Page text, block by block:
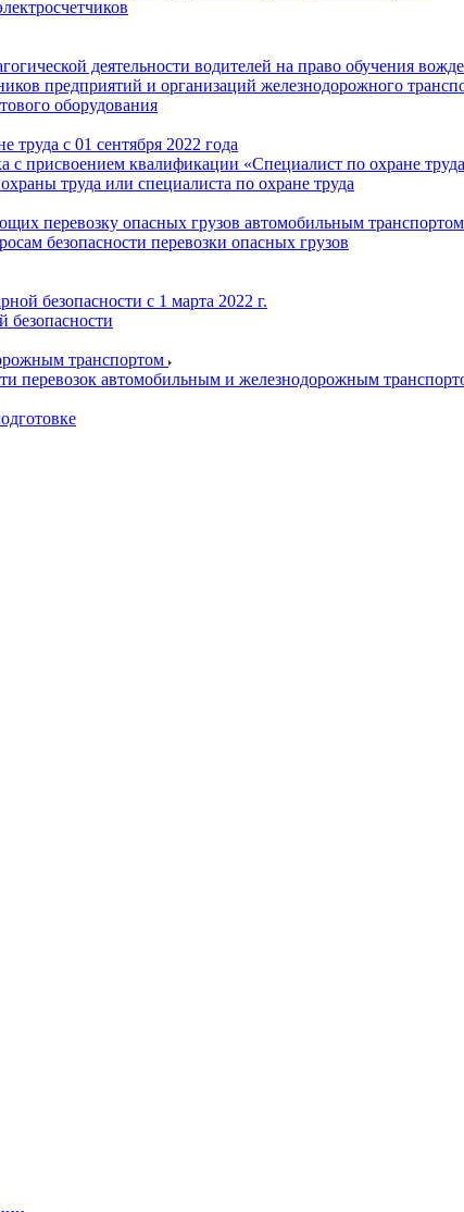
деятельности водителей на право обучения
предприятий и организаций железнодорожного
оборудования
труда с 01 сентября 2022 года
с присвоением квалификации «Специалист по охране
труда или специалиста по охране труда
перевозку опасных грузов автомобильным
безопасности перевозки опасных грузов
безопасности с 1 марта 2022 г.
транспортом
перевозок автомобильным и железнодорожным